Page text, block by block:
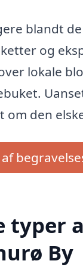
blandt
og
lokale
den
typer
By